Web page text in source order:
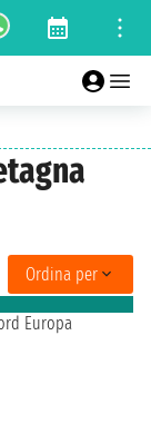
Ordina per